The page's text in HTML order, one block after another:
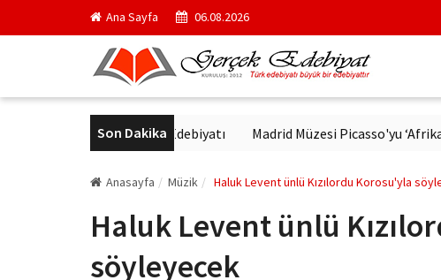
Ana Sayfa 06.08.2026
Son Dakika
Modern Alman Edebiyatı Madrid Müzesi Picasso'yu ‘Afrika
Anasayfa Müzik Haluk Levent ünlü Kızılordu Korosu'yla
Haluk Levent ünlü
söyleyecek